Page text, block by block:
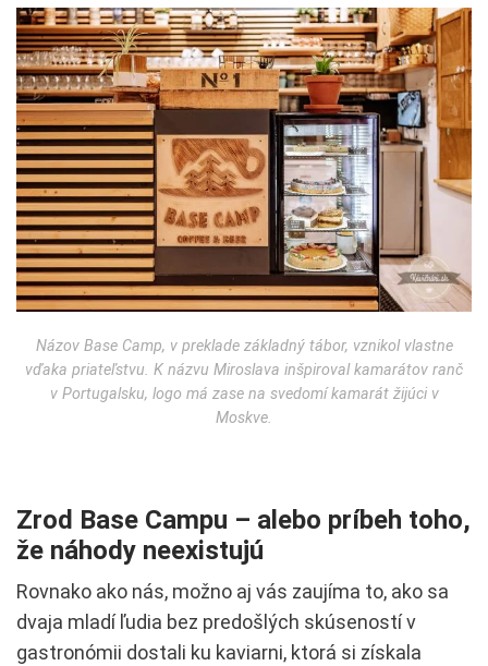
Názov Base Camp, v preklade základný tábor, vznikol vlastne
vďaka priateľstvu. K názvu Miroslava inšpiroval kamarátov ranč
v Portugalsku, logo má zase na svedomí kamarát žijúci v
Moskve.
Zrod Base Campu – alebo príbeh toho,
že náhody neexistujú
Rovnako ako nás, možno aj vás zaujíma to, ako sa
dvaja mladí ľudia bez predošlých skúseností v
gastronómii dostali ku kaviarni, ktorá si získala